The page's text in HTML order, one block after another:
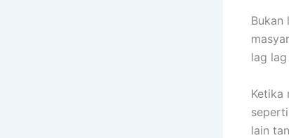
Bukan
lag
Ketika
seperti
lain